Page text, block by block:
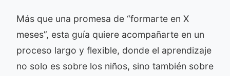
Más que una promesa de “formarte en X
meses”, esta guía quiere acompañarte en un
proceso largo y flexible, donde el aprendizaje
no solo es sobre los niños, sino también sobre